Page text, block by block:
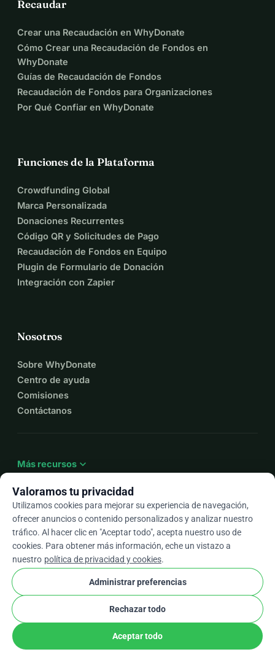
Recaudar
Crear una Recaudación en WhyDonate
Cómo Crear una Recaudación de Fondos en
WhyDonate
Guías de Recaudación de Fondos
Recaudación de Fondos para Organizaciones
Por Qué Confiar en WhyDonate
Funciones de la Plataforma
Crowdfunding Global
Marca Personalizada
Donaciones Recurrentes
Código QR y Solicitudes de Pago
Recaudación de Fondos en Equipo
Plugin de Formulario de Donación
Integración con Zapier
Nosotros
Sobre WhyDonate
Centro de ayuda
Comisiones
Contáctanos
Más recursos expand_more
Esarrow_drop_down
★★★★★4,9 / 5 según más de 500 reseñas
WhyDonate
Privacidad y cookies
Términos y condiciones
stripe check Socio Verificado
Valoramos tu privacidad
Utilizamos cookies para mejorar su experiencia de navegación,
ofrecer anuncios o contenido personalizados y analizar nuestro
tráfico. Al hacer clic en "Aceptar todo", acepta nuestro uso de
cookies. Para obtener más información, eche un vistazo a
nuestro política de privacidad y cookies.
Administrar preferencias
Rechazar todo
Aceptar todo